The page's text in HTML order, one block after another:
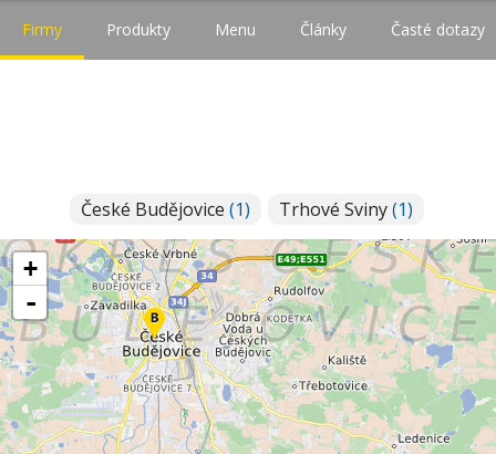
Firmy Produkty Menu Články Časté dotazy
České Budějovice (1) Trhové Sviny(1)
+
-